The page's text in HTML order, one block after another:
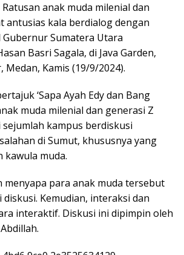
anak muda milenial dan
antusias kala berdialog dengan
Gubernur Sumatera Utara
Basri Sagala, di Java Garden,
Medan, Kamis (19/9/2024).
‘Sapa Ayah Edy dan Bang
muda milenial dan generasi Z
kampus berdiskusi
di Sumut, khususnya yang
kawula muda.
menyapa para anak muda tersebut
Kemudian, interaksi dan
interaktif. Diskusi ini dipimpin oleh